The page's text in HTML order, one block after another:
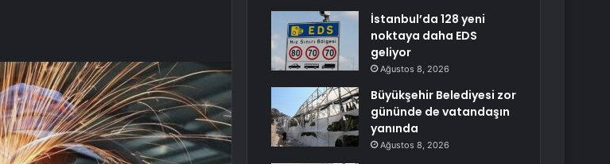
İstanbul’da 128 yeni
noktaya daha EDS
geliyor
Ağustos 8, 2026
Büyükşehir Belediyesi zor
gününde de vatandaşın
yanında
Ağustos 8, 2026